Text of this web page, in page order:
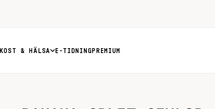
KOST & HÄLSA E-TIDNING PREMIUM